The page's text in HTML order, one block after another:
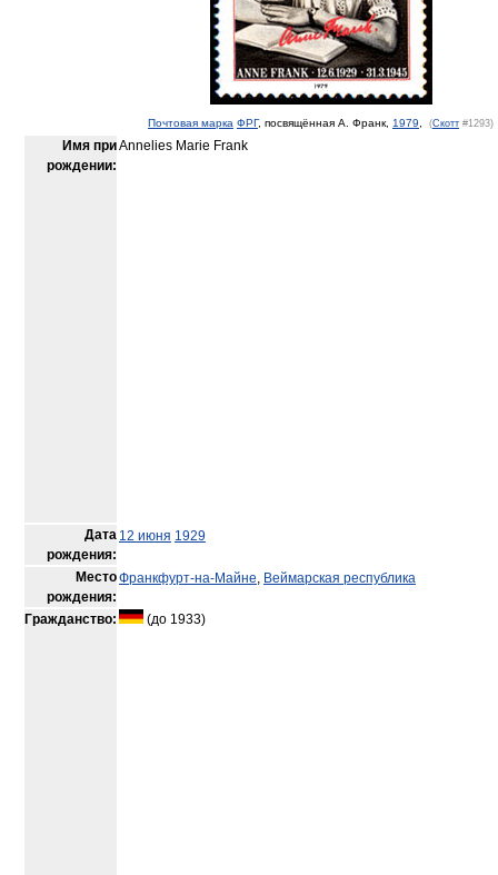
Почтовая марка ФРГ, посвящённая А. Франк, 1979 (Скотт #1293)
Имя при
рождении:
Annelies Marie Frank
Дата
рождения:
12 июня 1929
Место
рождения:
Франкфурт-на-Майне, Веймарская республика
Гражданство: (до 1933)